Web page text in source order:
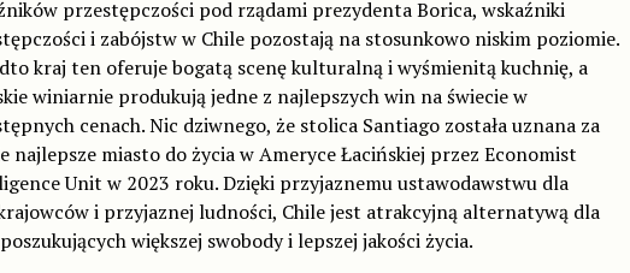
przestępczości pod rządami prezydenta Borica, wskaźniki
i zabójstw w Chile pozostają na stosunkowo niskim poziomie.
kraj ten oferuje bogatą scenę kulturalną i wyśmienitą kuchnię, a
winiarnie produkują jedne z najlepszych win na świecie w
cenach. Nic dziwnego, że stolica Santiago została uznana za
najlepsze miasto do życia w Ameryce Łacińskiej przez Economist
Unit w 2023 roku. Dzięki przyjaznemu ustawodawstwu dla
i przyjaznej ludności, Chile jest atrakcyjną alternatywą dla
większej swobody i lepszej jakości życia.